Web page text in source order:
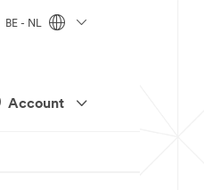
Account
BE - NL